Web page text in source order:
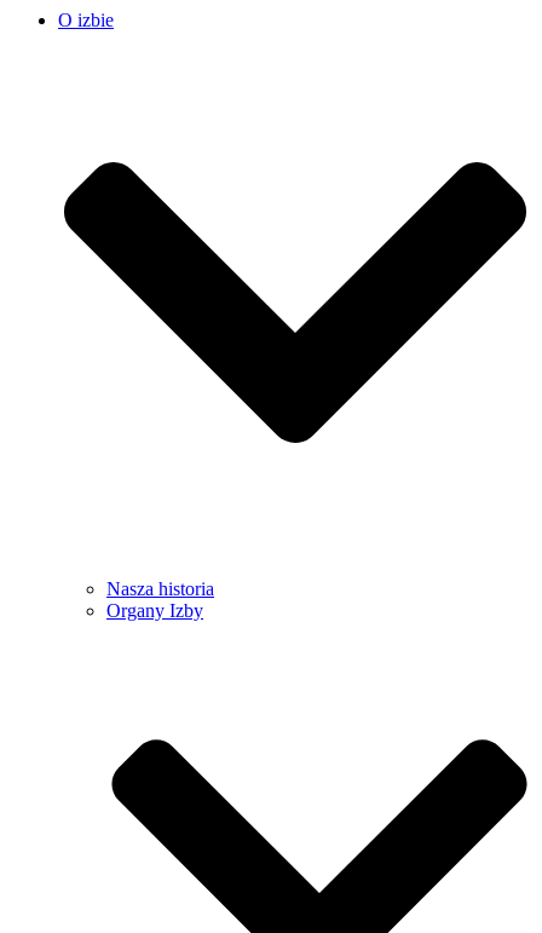
O izbie
Nasza historia
Organy Izby